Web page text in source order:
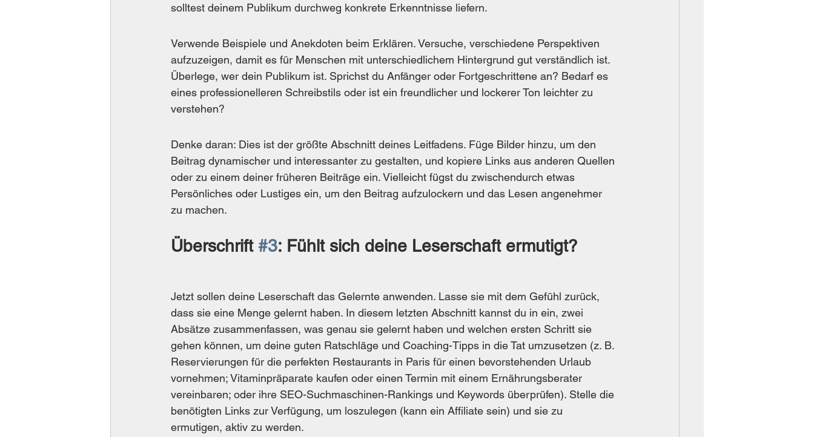
solltest deinem Publikum durchweg konkrete Erkenntnisse liefern.
Verwende Beispiele und Anekdoten beim Erklären. Versuche, verschiedene Perspektiven
aufzuzeigen, damit es für Menschen mit unterschiedlichem Hintergrund gut verständlich ist.
Überlege, wer dein Publikum ist. Sprichst du Anfänger oder Fortgeschrittene an? Bedarf es
eines professionelleren Schreibstils oder ist ein freundlicher und lockerer Ton leichter zu
verstehen?
Denke daran: Dies ist der größte Abschnitt deines Leitfadens. Füge Bilder hinzu, um den
Beitrag dynamischer und interessanter zu gestalten, und kopiere Links aus anderen Quellen
oder zu einem deiner früheren Beiträge ein. Vielleicht fügst du zwischendurch etwas
Persönliches oder Lustiges ein, um den Beitrag aufzulockern und das Lesen angenehmer
zu machen.
Überschrift #3: Fühlt sich deine Leserschaft ermutigt?
Jetzt sollen deine Leserschaft das Gelernte anwenden. Lasse sie mit dem Gefühl zurück,
dass sie eine Menge gelernt haben. In diesem letzten Abschnitt kannst du in ein, zwei
Absätze zusammenfassen, was genau sie gelernt haben und welchen ersten Schritt sie
gehen können, um deine guten Ratschläge und Coaching-Tipps in die Tat umzusetzen (z. B.
Reservierungen für die perfekten Restaurants in Paris für einen bevorstehenden Urlaub
vornehmen; Vitaminpräparate kaufen oder einen Termin mit einem Ernährungsberater
vereinbaren; oder ihre SEO-Suchmaschinen-Rankings und Keywords überprüfen). Stelle die
benötigten Links zur Verfügung, um loszulegen (kann ein Affiliate sein) und sie zu
ermutigen, aktiv zu werden.